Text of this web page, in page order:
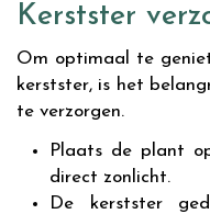
Kerstster
Om optimaal te
kerstster, is het
te verzorgen.
Plaats de plant
direct zonlicht.
De kerstster